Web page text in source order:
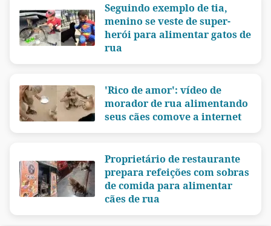
Seguindo exemplo de tia,
menino se veste de super-
herói para alimentar gatos de
rua
'Rico de amor': vídeo de
morador de rua alimentando
seus cães comove a internet
Proprietário de restaurante
prepara refeições com sobras
de comida para alimentar
cães de rua